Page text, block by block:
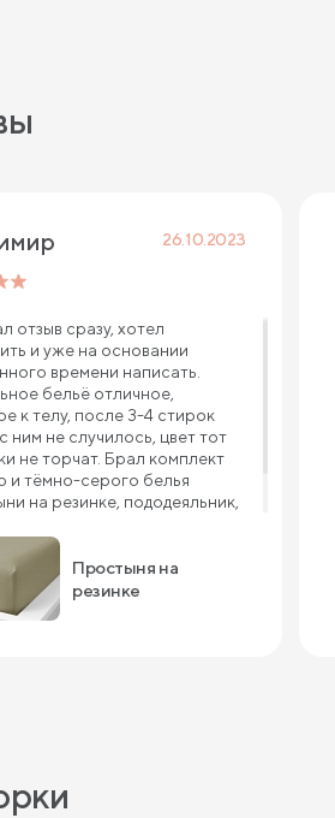
26.10.2023
отзыв сразу, хотел
и уже на основании
времени написать.
бельё отличное,
к телу, после 3-4 стирок
ним не случилось, цвет тот
не торчат. Брал комплект
и тёмно-серого белья
на резинке, пододеяльник,
Простыня на
резинке